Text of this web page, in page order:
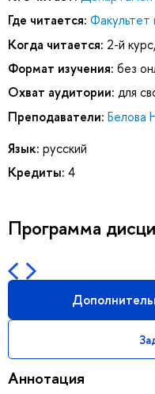
Где читается: Факультет
Когда читается: 2-й
Формат изучения: без
Охват аудитории: для
Преподаватели: Белова
Язык: русский
Кредиты: 4
Программа
Аннотация